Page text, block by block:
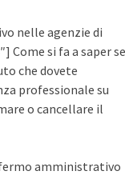
nelle agenzie di
Come si fa a saper se
che dovete
professionale su
o cancellare il
fermo amministrativo